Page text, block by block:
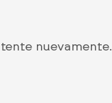
nuevamente.